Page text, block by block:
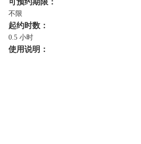
可预约期限：
不限
起约时数：
0.5 小时
使用说明：